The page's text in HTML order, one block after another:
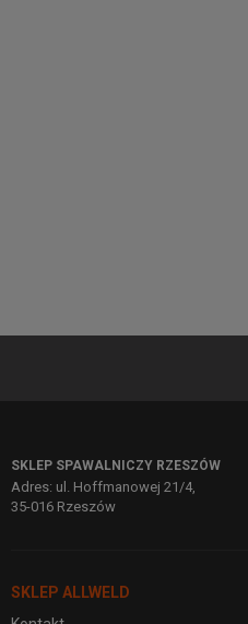
SKLEP SPAWALNICZY RZESZÓW
Adres: ul. Hoffmanowej 21/4,
35-016 Rzeszów
SKLEP ALLWELD